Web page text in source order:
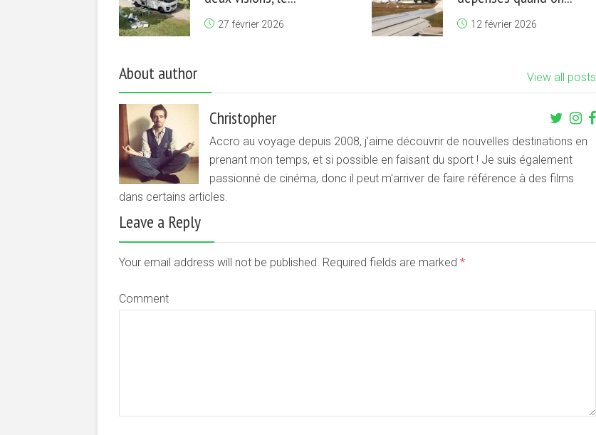
27 février 2026 12 février 2026
About author View all posts
Christopher
Accro au voyage depuis 2008, j'aime découvrir de nouvelles destinations en
prenant mon temps, et si possible en faisant du sport ! Je suis également
passionné de cinéma, donc il peut m'arriver de faire référence à des films
dans certains articles.
Leave a Reply
Your email address will not be published. Required fields are marked *
Comment